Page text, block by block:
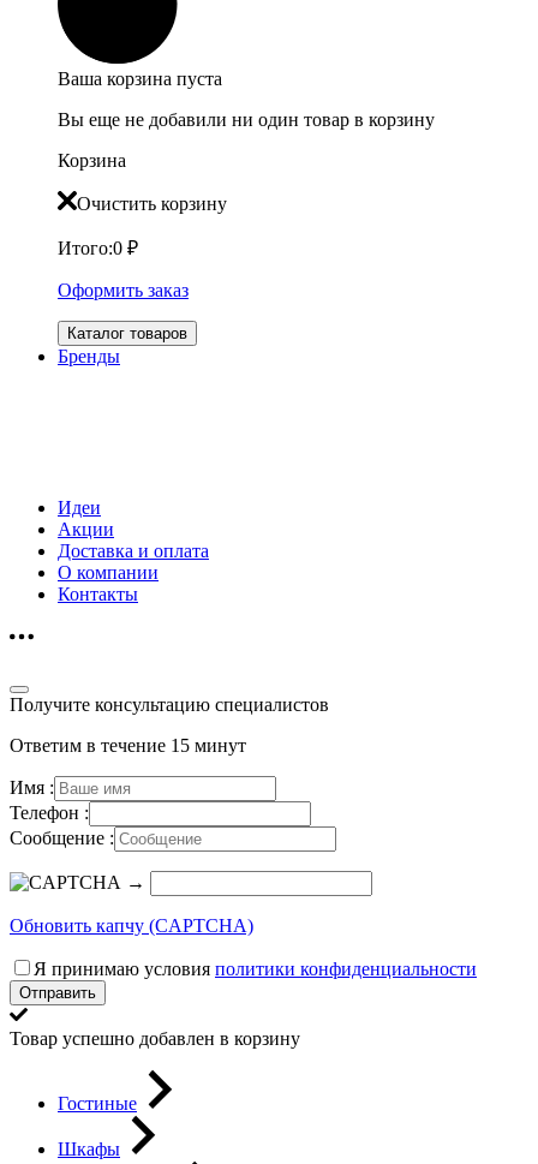
Ваша корзина пуста
Вы еще не добавили ни один товар в корзину
Корзина
Очистить корзину
Итого:0 ₽
Оформить заказ
Каталог товаров
Бренды
Идеи
Акции
Доставка и оплата
О компании
Контакты
Получите консультацию специалистов
Ответим в течение 15 минут
Имя :
Телефон :
Сообщение :
→
Обновить капчу (CAPTCHA)
Я принимаю условия политики конфиденциальности
Отправить
Товар успешно добавлен в корзину
Гостиные
Шкафы